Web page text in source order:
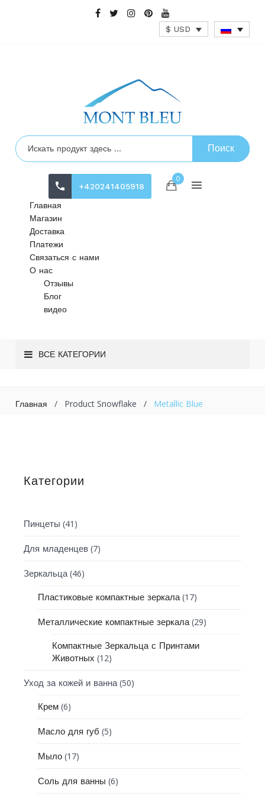
$ USD
Поиск
+420241405918
0
Главная
Магазин
Доставка
Платежи
Связаться с нами
О нас
Отзывы
Блог
видео
ВСЕ КАТЕГОРИИ
Главная / Product Snowflake / Metallic Blue
Категории
Пинцеты (41)
Для младенцев (7)
Зеркальца (46)
Пластиковые компактные зеркала (17)
Металлические компактные зеркала (29)
Компактные Зеркальца с Принтами
Животных (12)
Уход за кожей и ванна (50)
Крем (6)
Масло для губ (5)
Мыло (17)
Соль для ванны (6)